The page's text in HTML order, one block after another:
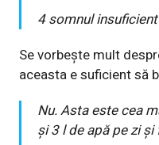
4 somnul
Se vorbește mult
aceasta e suficient să
Nu. Asta este cea
și 3 l de apă pe zi